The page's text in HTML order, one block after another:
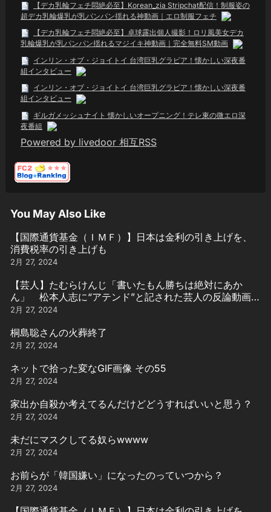
【デカ乳輪フェチ悶絶必至】Korean_zia Stripchat配信！制服姿の
超デカ乳輪爆乳が乳パンパン揺れる神動画｜エロ制服フェチ
【デカ乳輪フェチ悶絶必至】卓球露出個人撮影！ロリ風美女デカ
乳輪爆乳が乳パンパン揺れるマジイキ神動画｜完全無料SM動画
インリン・オブ・ジョイトイ 台湾巨乳グラビア！懐かしい深夜番
組インタビュー
インリン・オブ・ジョイトイ 台湾巨乳グラビア！懐かしい深夜番
組インタビュー
ギルガメッシュナイト 懐かしいオープニング！テレ東の微エロ深
夜番組
Powered by livedoor 相互RSS
You May Also Like
【国際通貨基金（ＩＭＦ）】日本は金利の引き上げを、
消費税率の引き上げも
2月 27, 2024
【芸人】たむらけんじ「書いたもん勝ちは絶対にあか
ん」 松本人志に“アテンド”と記された芸人の反論動画引
用
2月 27, 2024
桐島聡さんの火葬終了
2月 27, 2024
ネットで拾った変なGIF画像 その55
2月 27, 2024
家出か自殺か考えてるんだけどどうすればいいと思う？
2月 27, 2024
未だにマスクしてる奴らwwww
2月 27, 2024
お前らが「韓国嫌い」になったのっていつから？
2月 27, 2024